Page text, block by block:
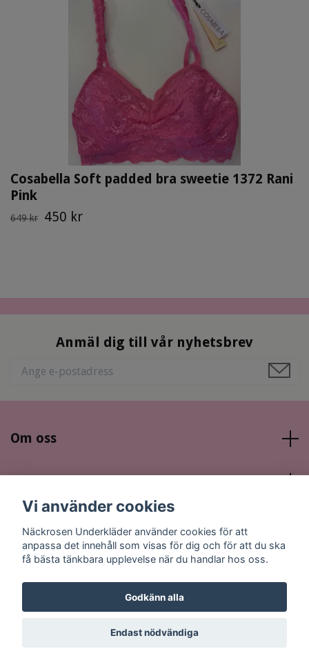
Cosabella Soft padded bra sweetie 1372 Rani
Pink
649 kr 450 kr
Anmäl dig till vår nyhetsbrev
Om oss
Sociala medier
© 2026 Näckrosen Underkläder
Vi använder cookies
Näckrosen Underkläder använder cookies för att
anpassa det innehåll som visas för dig och för att du ska
få bästa tänkbara upplevelse när du handlar hos oss.
Godkänn alla
Endast nödvändiga